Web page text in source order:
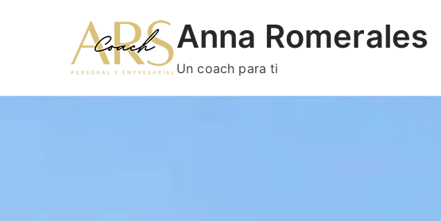
Anna Romerales
Un coach para ti